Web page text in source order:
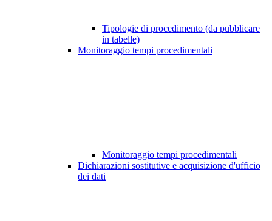
Tipologie di procedimento (da pubblicare
in tabelle)
Monitoraggio tempi procedimentali
Monitoraggio tempi procedimentali
Dichiarazioni sostitutive e acquisizione d'ufficio
dei dati